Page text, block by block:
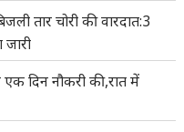
तार चोरी की वारदात:3
एक दिन नौकरी की,रात में